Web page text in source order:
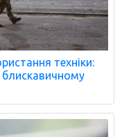
техніки: